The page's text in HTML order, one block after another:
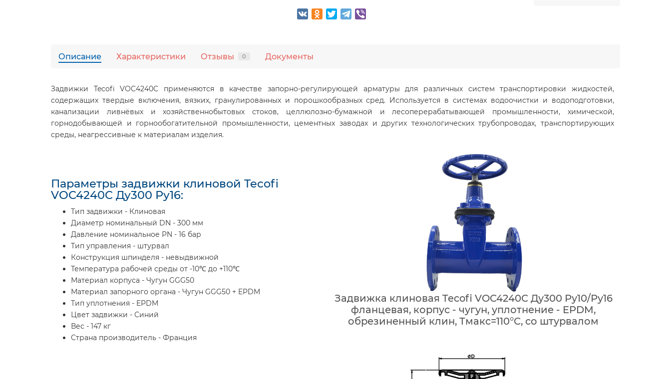
Описание Характеристики Отзывы 0 Документы
Задвижки Tecofi VOC4240C применяются в качестве запорно-регулирующей арматуры для различных систем транспортировки жидкостей,
содержащих твердые включения, вязких, гранулированных и порошкообразных сред. Используется в системах водоочистки и водоподготовки,
канализации ливнёвых и хозяйственнобытовых стоков, целлюлозно-бумажной и лесоперерабатывающей промышленности, химической,
горнодобывающей и горнообогатительной промышленности, цементных заводах и других технологических трубопроводах, транспортирующих
среды, неагрессивные к материалам изделия.
Параметры задвижки клиновой Tecofi
VOC4240C Ду300 Ру16:
Тип задвижки - Клиновая
Диаметр номинальный DN - 300 мм
Давление номинальное PN - 16 бар
Тип управления - штурвал
Конструкция шпинделя - невыдвижной
Температура рабочей среды от -10℃ до +110℃
Материал корпуса - Чугун GGG50
Материал запорного органа - Чугун GGG50 + EPDM
Тип уплотнения - EPDM
Цвет задвижки - Синий
Вес - 147 кг
Страна производитель - Франция
Задвижка клиновая Tecofi VOC4240C Ду300 Ру10/Ру16
фланцевая, корпус - чугун, уплотнение - EPDM,
обрезиненный клин, Тмакс=110°С, со штурвалом